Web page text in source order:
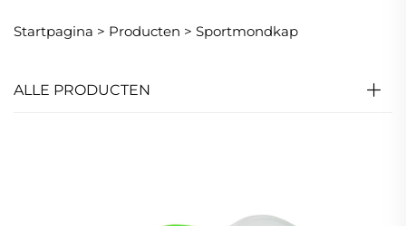
Startpagina > Producten > Sportmondkap
ALLE PRODUCTEN